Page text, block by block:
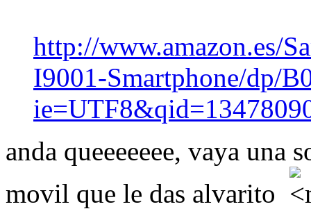
http://www.amazon.es/
I9001-Smartphone/dp/
anda queeeeeee, vaya una
movil que le das alvarito